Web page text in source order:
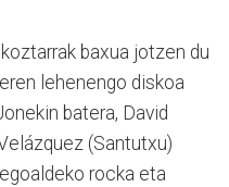
baxua jotzen du
lehenengo diskoa
batera, David
(Santutxu)
rocka eta